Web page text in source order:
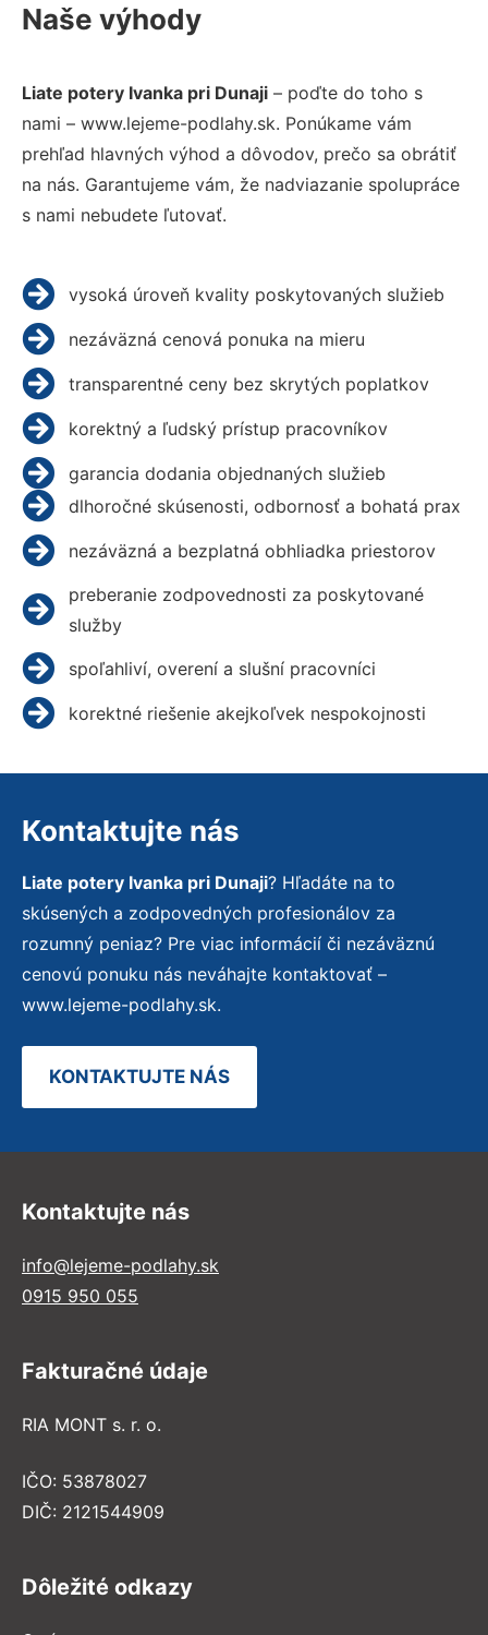
Naše výhody
Liate potery Ivanka pri Dunaji – poďte do toho s
nami – www.lejeme-podlahy.sk. Ponúkame vám
prehľad hlavných výhod a dôvodov, prečo sa obrátiť
na nás. Garantujeme vám, že nadviazanie spolupráce
s nami nebudete ľutovať.
vysoká úroveň kvality poskytovaných služieb
nezáväzná cenová ponuka na mieru
transparentné ceny bez skrytých poplatkov
korektný a ľudský prístup pracovníkov
garancia dodania objednaných služieb
dlhoročné skúsenosti, odbornosť a bohatá prax
nezáväzná a bezplatná obhliadka priestorov
preberanie zodpovednosti za poskytované
služby
spoľahliví, overení a slušní pracovníci
korektné riešenie akejkoľvek nespokojnosti
Kontaktujte nás
Liate potery Ivanka pri Dunaji? Hľadáte na to
skúsených a zodpovedných profesionálov za
rozumný peniaz? Pre viac informácií či nezáväznú
cenovú ponuku nás neváhajte kontaktovať –
www.lejeme-podlahy.sk.
KONTAKTUJTE NÁS
Kontaktujte nás
info@lejeme-podlahy.sk
0915 950 055
Fakturačné údaje
RIA MONT s. r. o.
IČO: 53878027
DIČ: 2121544909
Dôležité odkazy